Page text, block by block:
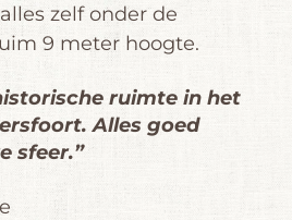
zelf onder de
9 meter hoogte.
ruimte in het
Alles goed
sfeer.”